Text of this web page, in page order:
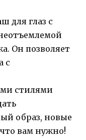
для глаз с
Он позволяет
с
стилями
образ, новые
вам нужно!